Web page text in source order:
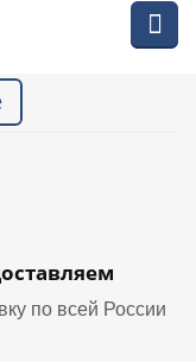
по всей России